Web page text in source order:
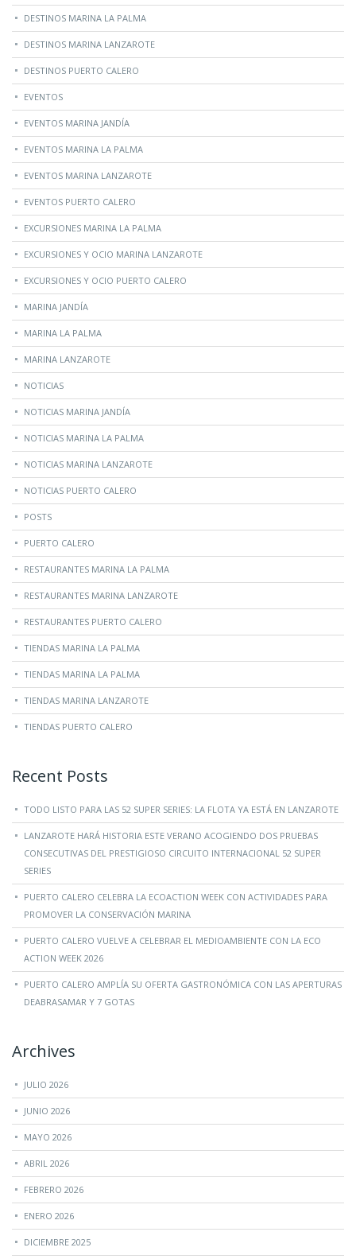
DESTINOS MARINA LA PALMA
DESTINOS MARINA LANZAROTE
DESTINOS PUERTO CALERO
EVENTOS
EVENTOS MARINA JANDÍA
EVENTOS MARINA LA PALMA
EVENTOS MARINA LANZAROTE
EVENTOS PUERTO CALERO
EXCURSIONES MARINA LA PALMA
EXCURSIONES Y OCIO MARINA LANZAROTE
EXCURSIONES Y OCIO PUERTO CALERO
MARINA JANDÍA
MARINA LA PALMA
MARINA LANZAROTE
NOTICIAS
NOTICIAS MARINA JANDÍA
NOTICIAS MARINA LA PALMA
NOTICIAS MARINA LANZAROTE
NOTICIAS PUERTO CALERO
POSTS
PUERTO CALERO
RESTAURANTES MARINA LA PALMA
RESTAURANTES MARINA LANZAROTE
RESTAURANTES PUERTO CALERO
TIENDAS MARINA LA PALMA
TIENDAS MARINA LA PALMA
TIENDAS MARINA LANZAROTE
TIENDAS PUERTO CALERO
Recent Posts
TODO LISTO PARA LAS 52 SUPER SERIES: LA FLOTA YA ESTÁ EN LANZAROTE
LANZAROTE HARÁ HISTORIA ESTE VERANO ACOGIENDO DOS PRUEBAS
CONSECUTIVAS DEL PRESTIGIOSO CIRCUITO INTERNACIONAL 52 SUPER
SERIES
PUERTO CALERO CELEBRA LA ECOACTION WEEK CON ACTIVIDADES PARA
PROMOVER LA CONSERVACIÓN MARINA
PUERTO CALERO VUELVE A CELEBRAR EL MEDIOAMBIENTE CON LA ECO
ACTION WEEK 2026
PUERTO CALERO AMPLÍA SU OFERTA GASTRONÓMICA CON LAS APERTURAS
DEABRASAMAR Y 7 GOTAS
Archives
JULIO 2026
JUNIO 2026
MAYO 2026
ABRIL 2026
FEBRERO 2026
ENERO 2026
DICIEMBRE 2025